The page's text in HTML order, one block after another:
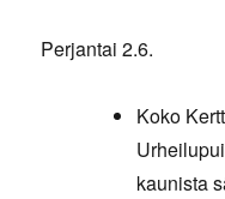
Perjantai 2.6.
Koko
kaunista